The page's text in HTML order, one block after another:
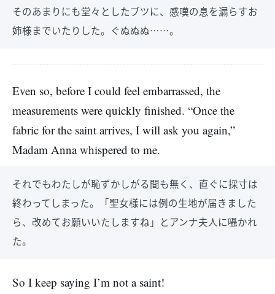
そのあまりにも堂々としたブツに、感嘆の息を漏らすお
姉様までいたりした。ぐぬぬぬ……。
Even so, before I could feel embarrassed, the
measurements were quickly finished. “Once the
fabric for the saint arrives, I will ask you again,”
Madam Anna whispered to me.
それでもわたしが恥ずかしがる間も無く、直ぐに採寸は
終わってしまった。「聖女様には例の生地が届きました
ら、改めてお願いいたしますね」とアンナ夫人に囁かれ
た。
So I keep saying I’m not a saint!